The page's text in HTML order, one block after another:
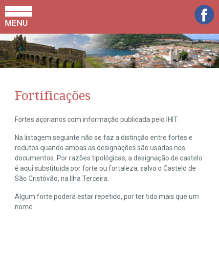
MENU
Fortificações
Fortes açorianos com informação publicada pelo IHIT.
Na listagem seguinte não se faz a distinção entre fortes e
redutos quando ambas as designações são usadas nos
documentos. Por razões tipológicas, a designação de castelo
é aqui substituída por forte ou fortaleza, salvo o Castelo de
São Cristóvão, na Ilha Terceira.
Algum forte poderá estar repetido, por ter tido mais que um
nome.